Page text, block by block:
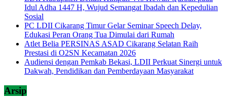
Idul Adha 1447 H, Wujud Semangat Ibadah dan Kepedulian
Sosial
PC LDII Cikarang Timur Gelar Seminar Speech Delay,
Edukasi Peran Orang Tua Dimulai dari Rumah
Atlet Belia PERSINAS ASAD Cikarang Selatan Raih
Prestasi di O2SN Kecamatan 2026
Audiensi dengan Pemkab Bekasi, LDII Perkuat Sinergi untuk
Dakwah, Pendidikan dan Pemberdayaan Masyarakat
Arsip